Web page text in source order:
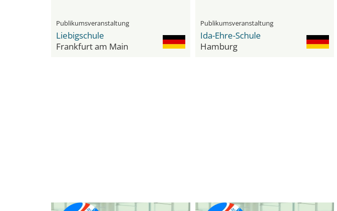
Publikumsveranstaltung
Liebigschule
Frankfurt am Main
Publikumsveranstaltung
Ida-Ehre-Schule
Hamburg